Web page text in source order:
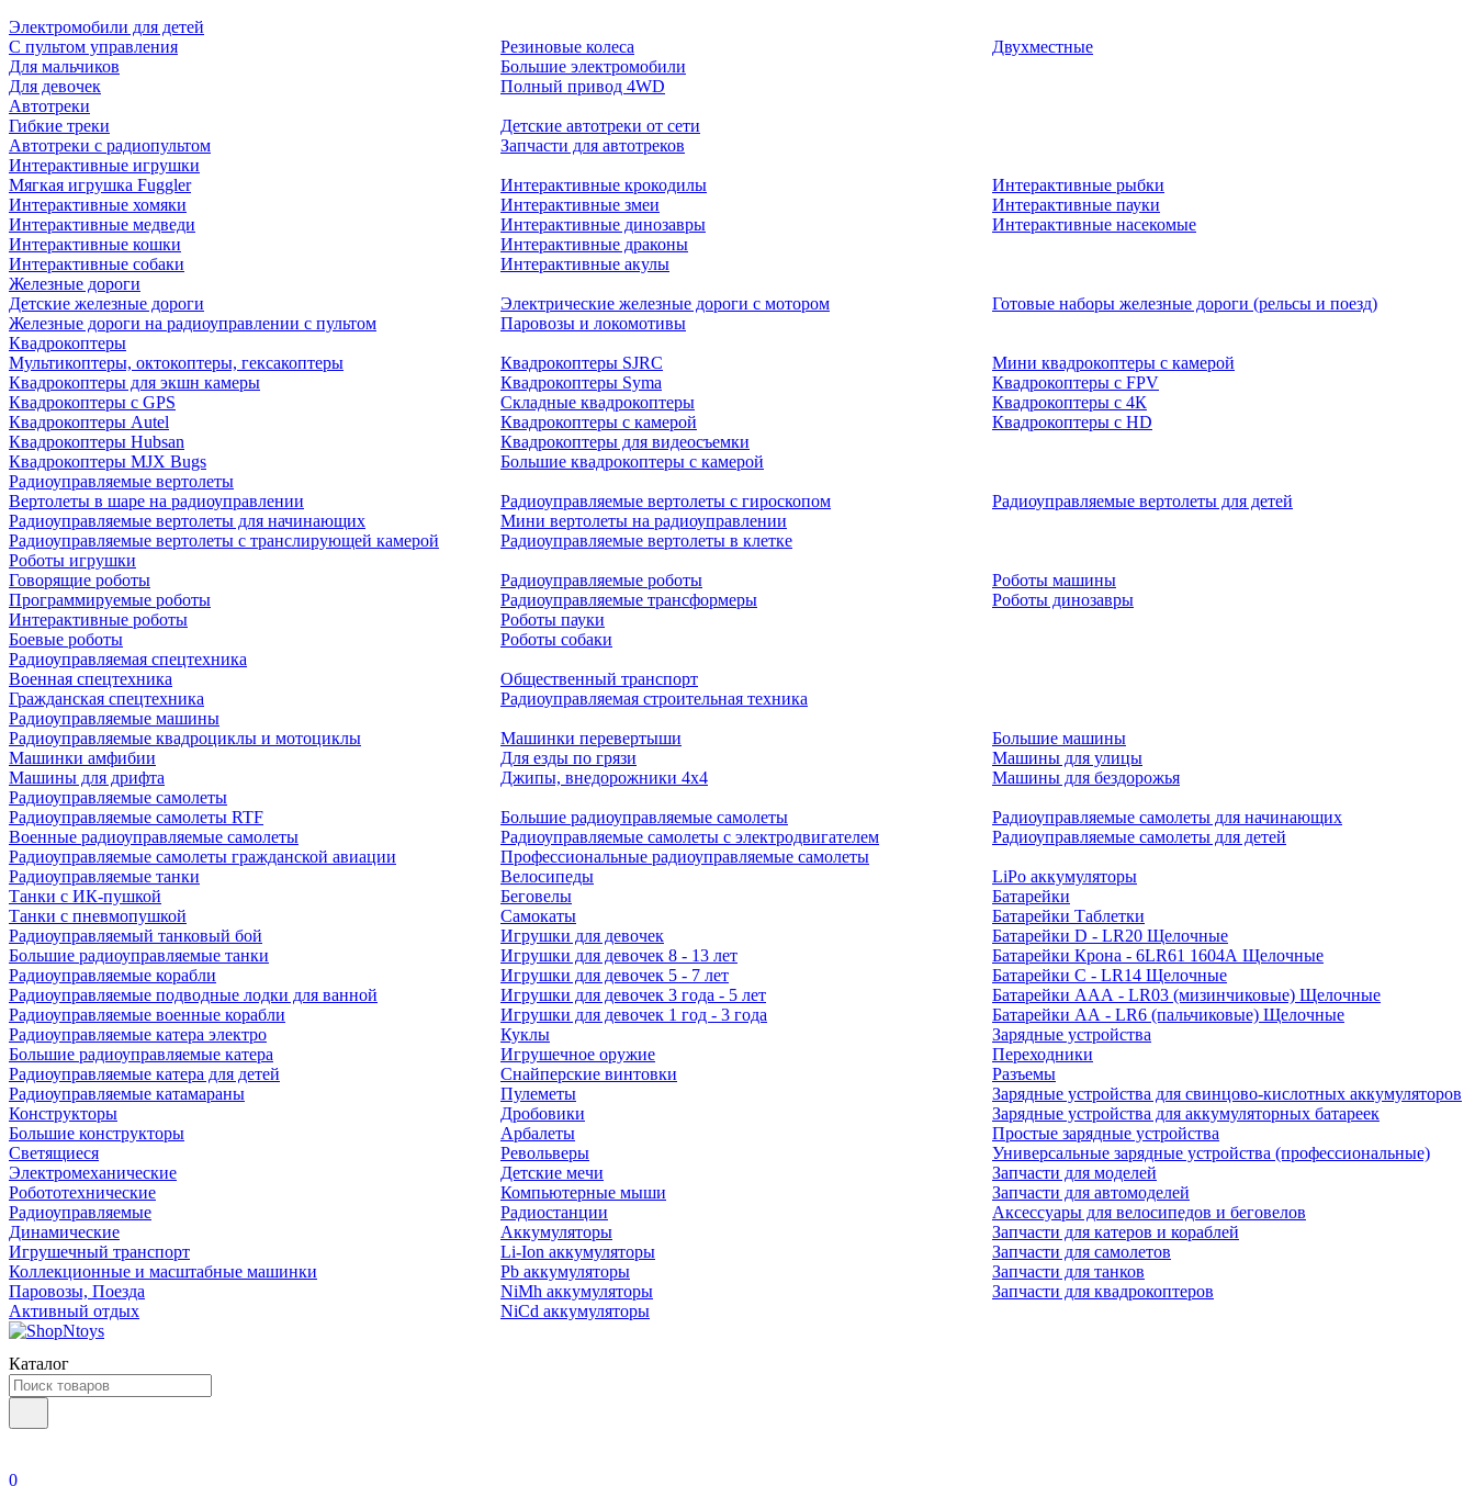
Электромобили для детей
С пультом управления
Для мальчиков
Для девочек
Резиновые колеса
Большие электромобили
Полный привод 4WD
Двухместные
Автотреки
Гибкие треки
Автотреки с радиопультом
Детские автотреки от сети
Запчасти для автотреков
Интерактивные игрушки
Мягкая игрушка Fuggler
Интерактивные хомяки
Интерактивные медведи
Интерактивные кошки
Интерактивные собаки
Интерактивные крокодилы
Интерактивные змеи
Интерактивные динозавры
Интерактивные драконы
Интерактивные акулы
Интерактивные рыбки
Интерактивные пауки
Интерактивные насекомые
Железные дороги
Детские железные дороги
Железные дороги на радиоуправлении с пультом
Электрические железные дороги с мотором
Паровозы и локомотивы
Готовые наборы железные дороги (рельсы и поезд)
Квадрокоптеры
Мультикоптеры, октокоптеры, гексакоптеры
Квадрокоптеры для экшн камеры
Квадрокоптеры с GPS
Квадрокоптеры Autel
Квадрокоптеры Hubsan
Квадрокоптеры MJX Bugs
Квадрокоптеры SJRC
Квадрокоптеры Syma
Складные квадрокоптеры
Квадрокоптеры с камерой
Квадрокоптеры для видеосъемки
Большие квадрокоптеры с камерой
Мини квадрокоптеры с камерой
Квадрокоптеры с FPV
Квадрокоптеры с 4К
Квадрокоптеры с HD
Радиоуправляемые вертолеты
Вертолеты в шаре на радиоуправлении
Радиоуправляемые вертолеты для начинающих
Радиоуправляемые вертолеты с транслирующей камерой
Радиоуправляемые вертолеты с гироскопом
Мини вертолеты на радиоуправлении
Радиоуправляемые вертолеты в клетке
Радиоуправляемые вертолеты для детей
Роботы игрушки
Говорящие роботы
Программируемые роботы
Интерактивные роботы
Боевые роботы
Радиоуправляемые роботы
Радиоуправляемые трансформеры
Роботы пауки
Роботы собаки
Роботы машины
Роботы динозавры
Радиоуправляемая спецтехника
Военная спецтехника
Гражданская спецтехника
Общественный транспорт
Радиоуправляемая строительная техника
Радиоуправляемые машины
Радиоуправляемые квадроциклы и мотоциклы
Машинки амфибии
Машины для дрифта
Машинки перевертыши
Для езды по грязи
Джипы, внедорожники 4x4
Большие машины
Машины для улицы
Машины для бездорожья
Радиоуправляемые самолеты
Радиоуправляемые самолеты RTF
Военные радиоуправляемые самолеты
Радиоуправляемые самолеты гражданской авиации
Большие радиоуправляемые самолеты
Радиоуправляемые самолеты с электродвигателем
Профессиональные радиоуправляемые самолеты
Радиоуправляемые самолеты для начинающих
Радиоуправляемые самолеты для детей
Радиоуправляемые танки
Танки с ИК-пушкой
Танки с пневмопушкой
Радиоуправляемый танковый бой
Большие радиоуправляемые танки
Радиоуправляемые корабли
Радиоуправляемые подводные лодки для ванной
Радиоуправляемые военные корабли
Радиоуправляемые катера электро
Большие радиоуправляемые катера
Радиоуправляемые катера для детей
Радиоуправляемые катамараны
Конструкторы
Большие конструкторы
Светящиеся
Электромеханические
Робототехнические
Радиоуправляемые
Динамические
Игрушечный транспорт
Коллекционные и масштабные машинки
Паровозы, Поезда
Активный отдых
Велосипеды
Беговелы
Самокаты
Игрушки для девочек
Игрушки для девочек 8 - 13 лет
Игрушки для девочек 5 - 7 лет
Игрушки для девочек 3 года - 5 лет
Игрушки для девочек 1 год - 3 года
Куклы
Игрушечное оружие
Снайперские винтовки
Пулеметы
Дробовики
Арбалеты
Револьверы
Детские мечи
Компьютерные мыши
Радиостанции
Аккумуляторы
Li-Ion аккумуляторы
Pb аккумуляторы
NiMh аккумуляторы
NiCd аккумуляторы
LiPo аккумуляторы
Батарейки
Батарейки Таблетки
Батарейки D - LR20 Щелочные
Батарейки Крона - 6LR61 1604A Щелочные
Батарейки C - LR14 Щелочные
Батарейки AAA - LR03 (мизинчиковые) Щелочные
Батарейки AA - LR6 (пальчиковые) Щелочные
Зарядные устройства
Переходники
Разъемы
Зарядные устройства для свинцово-кислотных аккумуляторов
Зарядные устройства для аккумуляторных батареек
Простые зарядные устройства
Универсальные зарядные устройства (профессиональные)
Запчасти для моделей
Запчасти для автомоделей
Аксессуары для велосипедов и беговелов
Запчасти для катеров и кораблей
Запчасти для самолетов
Запчасти для танков
Запчасти для квадрокоптеров
Каталог
0